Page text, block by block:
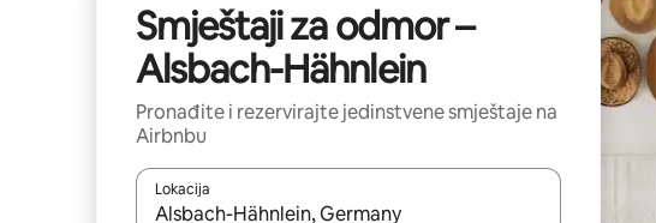
Smještaji za odmor –
Alsbach-Hähnlein
Pronađite i rezervirajte jedinstvene smještaje na
Airbnbu
Lokacija
Kada budu dostupni rezultati, moći ćete ih pregledati koristeći